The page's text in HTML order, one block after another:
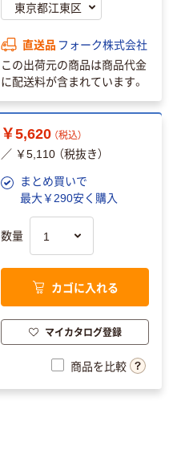
直送品 フォーク株式会社
この出荷元の商品は商品代金
に配送料が含まれています。
￥5,620 （税込）
／ ￥5,110 （税抜き）
まとめ買いで
最大￥290安く購入
数量
カゴに入れる
マイカタログ登録
商品を比較